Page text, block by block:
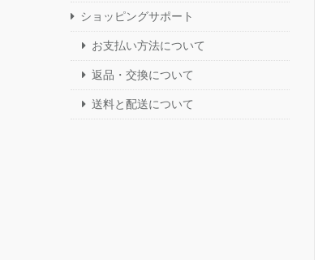
ショッピングサポート
お支払い方法について
返品・交換について
送料と配送について